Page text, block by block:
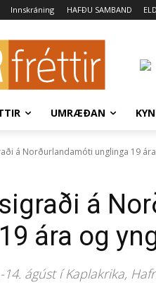
Innskráning HAFÐU SAMBAND
UMRÆÐAN
á Norðurlandamóti unglinga 19
á
ára og
ágúst í Kaplakrika,